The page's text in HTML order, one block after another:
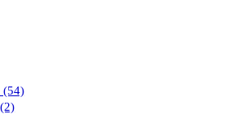
(54)